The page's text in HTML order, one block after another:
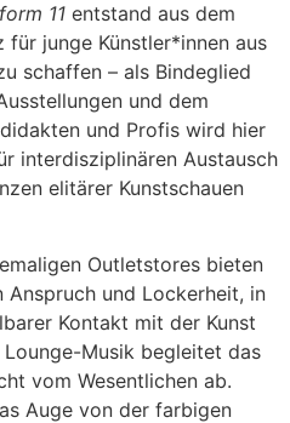
11 entstand aus dem
für junge Künstler*innen aus
schaffen – als Bindeglied
und dem
und Profis wird hier
interdisziplinären Austausch
elitärer Kunstschauen
Outletstores bieten
und Lockerheit, in
Kontakt mit der Kunst
Musik begleitet das
vom Wesentlichen ab.
Auge von der farbigen